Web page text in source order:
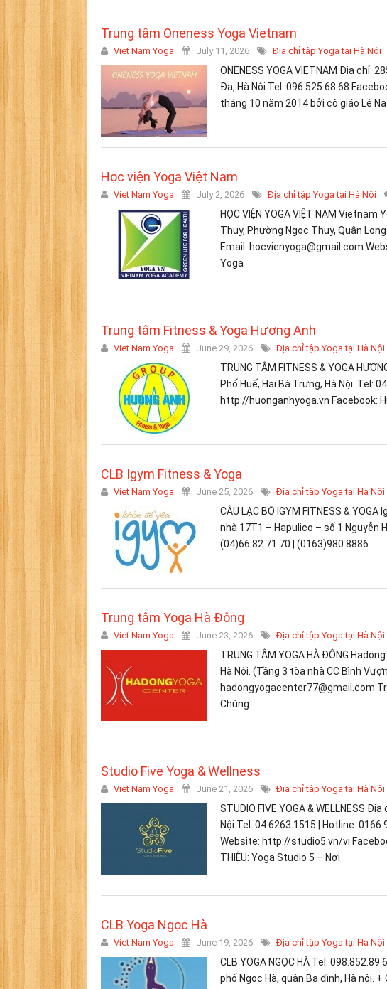
Trung tâm Oneness Yoga Vietnam
Viet Nam Yoga July 11, 2026 Địa chỉ tập Yoga tại Hà Nội
ONENESS YOGA VIETNAM Địa chỉ:
Đa, Hà Nội Tel: 096.525.68.68
tháng 10 năm 2014 bởi cô giáo Lê Na
Học viện Yoga Việt Nam
Viet Nam Yoga July 2, 2026 Địa chỉ tập Yoga tại Hà Nội
HỌC VIỆN YOGA VIỆT NAM
Thụy, Phường Ngọc Thụy, Quận
Email: hocvienyoga@gmail.com
Yoga
Trung tâm Fitness & Yoga Hương Anh
Viet Nam Yoga June 29, 2026 Địa chỉ tập Yoga tại Hà Nội
TRUNG TÂM FITNESS & YOGA
Phố Huế, Hai Bà Trưng, Hà Nội. Tel:
http://huonganhyoga.vn Facebook:
CLB Igym Fitness & Yoga
Viet Nam Yoga June 25, 2026 Địa chỉ tập Yoga tại Hà Nội
CÂU LẠC BỘ IGYM FITNESS &
nhà 17T1 – Hapulico – số 1 Nguyễn
(04)66.82.71.70 | (0163)980.8886
Trung tâm Yoga Hà Đông
Viet Nam Yoga June 23, 2026 Địa chỉ tập Yoga tại Hà Nội
TRUNG TÂM YOGA HÀ ĐÔNG
Hà Nội. (Tầng 3 tòa nhà CC Bình
hadongyogacenter77@gmail.com
Chúng
Studio Five Yoga & Wellness
Viet Nam Yoga June 21, 2026 Địa chỉ tập Yoga tại Hà Nội
STUDIO FIVE YOGA & WELLNESS
Nội Tel: 04.6263.1515 | Hotline:
Website: http://studio5.vn/vi
THIỆU: Yoga Studio 5 – Nơi
CLB Yoga Ngọc Hà
Viet Nam Yoga June 19, 2026 Địa chỉ tập Yoga tại Hà Nội
CLB YOGA NGỌC HÀ Tel:
phố Ngọc Hà, quận Ba đình, Hà nội.